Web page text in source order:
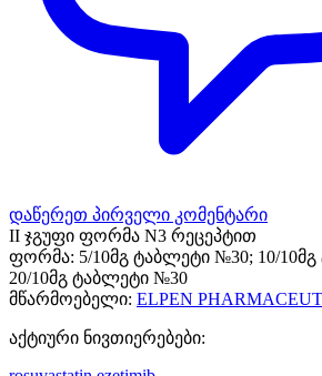
დაწერეთ პირველი კომენტარი
II ჯგუფი ფორმა N3 რეცეპტით
ფორმა: 5/10მგ ტაბლეტი №30; 10/
20/10მგ ტაბლეტი №30
მწარმოებელი: ELPEN
აქტიური ნივთიერებები: